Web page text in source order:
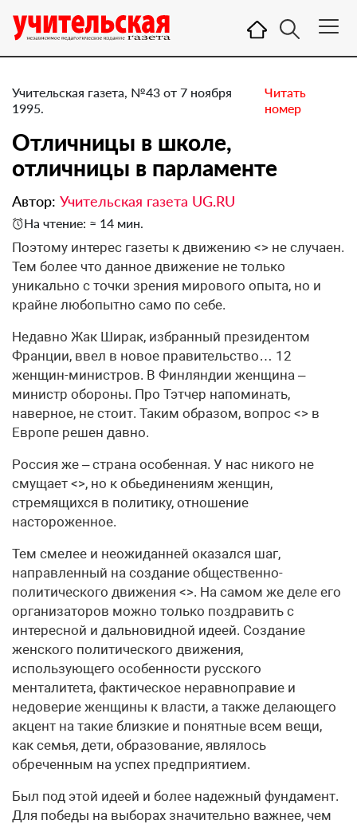
Учительская газета, №43 от 7 ноября
1995.
Читать
номер
Отличницы в школе,
отличницы в парламенте
Автор: Учительская газета UG.RU
На чтение: ≈ 14 мин.
Поэтому интерес газеты к движению <> не случаен.
Тем более что данное движение не только
уникально с точки зрения мирового опыта, но и
крайне любопытно само по себе.
Недавно Жак Ширак, избранный президентом
Франции, ввел в новое правительство… 12
женщин-министров. В Финляндии женщина –
министр обороны. Про Тэтчер напоминать,
наверное, не стоит. Таким образом, вопрос <> в
Европе решен давно.
Россия же – страна особенная. У нас никого не
смущает <>, но к обьединениям женщин,
стремящихся в политику, отношение
настороженное.
Тем смелее и неожиданней оказался шаг,
направленный на создание общественно-
политического движения <>. На самом же деле его
организаторов можно только поздравить с
интересной и дальновидной идеей. Создание
женского политического движения,
использующего особенности русского
менталитета, фактическое неравноправие и
недоверие женщины к власти, а также делающего
акцент на такие близкие и понятные всем вещи,
как семья, дети, образование, являлось
обреченным на успех предприятием.
Был под этой идеей и более надежный фундамент.
Для победы на выборах значительно важнее, чем